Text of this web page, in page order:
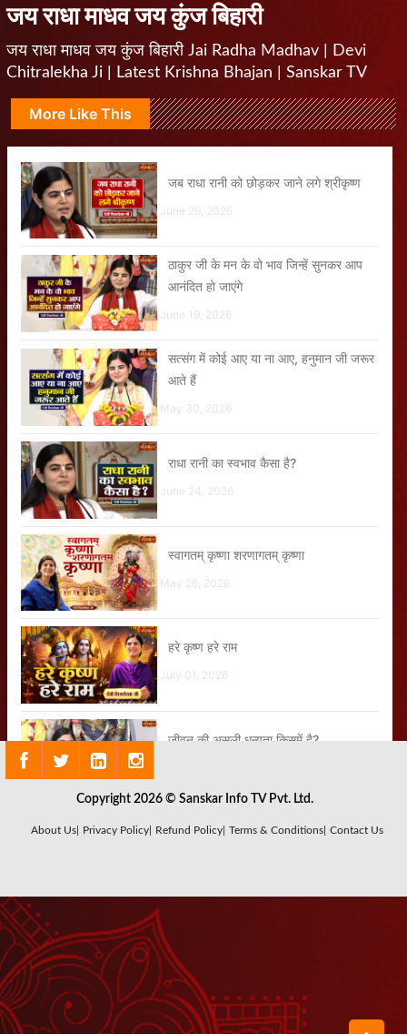
जय राधा माधव जय कुंज बिहारी
जय राधा माधव जय कुंज बिहारी Jai Radha Madhav | Devi
Chitralekha Ji | Latest Krishna Bhajan | Sanskar TV
More Like This
जब राधा रानी को छोड़कर जाने लगे श्रीकृष्ण
June 26, 2026
ठाकुर जी के मन के वो भाव जिन्हें सुनकर आप
आनंदित हो जाएंगे
June 19, 2026
सत्संग में कोई आए या ना आए, हनुमान जी जरूर
आते हैं
May 30, 2026
राधा रानी का स्वभाव कैसा है?
June 24, 2026
स्वागतम् कृष्णा शरणागतम् कृष्णा
May 26, 2026
हरे कृष्ण हरे राम
July 01, 2026
जीवन की असली धन्यता किसमें है?
June 23, 2026
बड़े आयोजनों का 10वां भाग गौ सेवा के लिए भी
जरूर निकालें
Copyright 2026 © Sanskar Info TV Pvt. Ltd.
About Us| Privacy Policy| Refund Policy| Terms & Conditions| Contact Us